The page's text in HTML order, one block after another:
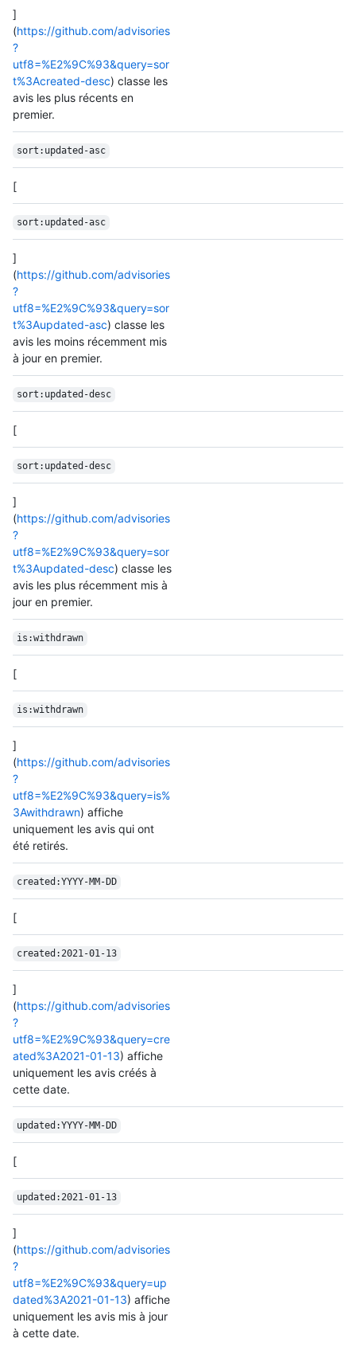
]
(https://github.com/advisories
?
utf8=%E2%9C%93&query=sor
t%3Acreated-desc) classe les
avis les plus récents en
premier.
sort:updated-asc
[
sort:updated-asc
]
(https://github.com/advisories
?
utf8=%E2%9C%93&query=sor
t%3Aupdated-asc) classe les
avis les moins récemment mis
à jour en premier.
sort:updated-desc
[
sort:updated-desc
]
(https://github.com/advisories
?
utf8=%E2%9C%93&query=sor
t%3Aupdated-desc) classe les
avis les plus récemment mis à
jour en premier.
is:withdrawn
[
is:withdrawn
]
(https://github.com/advisories
?
utf8=%E2%9C%93&query=is%
3Awithdrawn) affiche
uniquement les avis qui ont
été retirés.
created:YYYY-MM-DD
[
created:2021-01-13
]
(https://github.com/advisories
?
utf8=%E2%9C%93&query=cre
ated%3A2021-01-13) affiche
uniquement les avis créés à
cette date.
updated:YYYY-MM-DD
[
updated:2021-01-13
]
(https://github.com/advisories
?
utf8=%E2%9C%93&query=up
dated%3A2021-01-13) affiche
uniquement les avis mis à jour
à cette date.